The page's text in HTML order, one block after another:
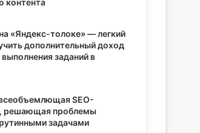
контента
«Яндекс-толоке» — легкий
дополнительный доход
заданий в
SEO-
решающая проблемы
задачами